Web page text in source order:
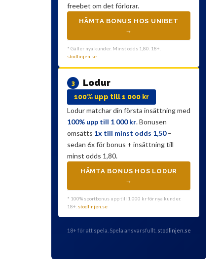
freebet om det förlorar.
HÄMTA BONUS HOS UNIBET
→
* Gäller nya kunder. Minst odds 1,80. 18+.
stodlinjen.se
3 Lodur
100% upp till 1 000 kr
Lodur matchar din första insättning med
100% upp till 1 000 kr. Bonusen
omsätts 1x till minst odds 1,50–
sedan 6x för bonus + insättning till
minst odds 1,80.
HÄMTA BONUS HOS LODUR
→
* 100% sportbonus upp till 1 000 kr för nya kunder.
18+. stodlinjen.se
18+ för att spela. Spela ansvarsfullt. stodlinjen.se